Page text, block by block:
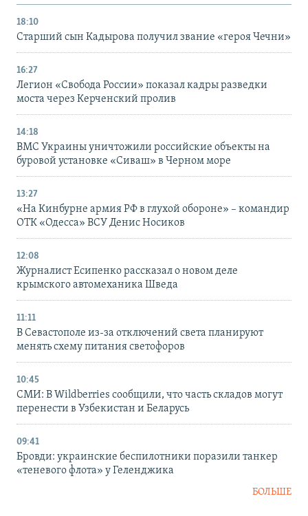
18:10
Старший сын Кадырова получил звание «героя Чечни»
16:27
Легион «Свобода России» показал кадры разведки
моста через Керченский пролив
14:18
ВМС Украины уничтожили российские объекты на
буровой установке «Сиваш» в Черном море
13:27
«На Кинбурне армия РФ в глухой обороне» – командир
ОТК «Одесса» ВСУ Денис Носиков
12:08
Журналист Есипенко рассказал о новом деле
крымского автомеханика Шведа
11:11
В Севастополе из-за отключений света планируют
менять схему питания светофоров
10:45
СМИ: В Wildberries сообщили, что часть складов могут
перенести в Узбекистан и Беларусь
09:41
Бровди: украинские беспилотники поразили танкер
«теневого флота» у Геленджика
БОЛЬШЕ